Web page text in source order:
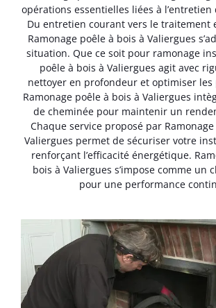
opérations essentielles liées à l’entretien
Du entretien courant vers le traitement
Ramonage poêle à bois à Valiergues
situation. Que ce soit pour ramonage
poêle à bois à Valiergues agit avec
nettoyer en profondeur et optimiser les
Ramonage poêle à bois à Valiergues
de cheminée pour maintenir un
Chaque service proposé par
Valiergues permet de sécuriser votre
renforçant l’efficacité énergétique.
bois à Valiergues s’impose comme un
pour une performance